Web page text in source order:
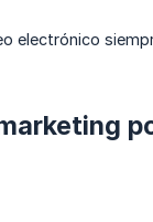
electrónico